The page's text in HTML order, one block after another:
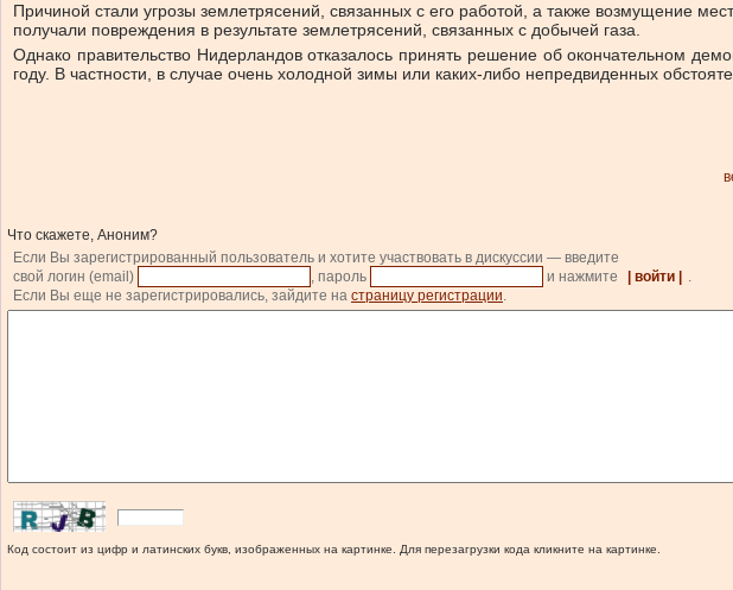
Причиной стали угрозы землетрясений, связанных с его работой, а также возмущение
получали повреждения в результате землетрясений, связанных с добычей газа.
Однако правительство Нидерландов отказалось принять решение об окончательном
году. В частности, в случае очень холодной зимы или каких-либо непредвиденных
Что скажете, Аноним?
Если Вы зарегистрированный пользователь и хотите участвовать в дискуссии — введите
свой логин (email)
, пароль и нажмите | войти |
.
Если Вы еще не зарегистрировались, зайдите на страницу регистрации.
Код состоит из цифр и латинских букв, изображенных на картинке. Для перезагрузки кода кликните на картинке.